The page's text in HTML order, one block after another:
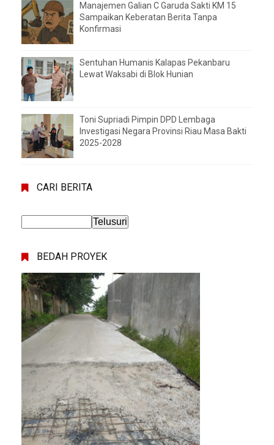
Manajemen Galian C Garuda Sakti KM 15
Sampaikan Keberatan Berita Tanpa
Konfirmasi
Sentuhan Humanis Kalapas Pekanbaru
Lewat Waksabi di Blok Hunian
Toni Supriadi Pimpin DPD Lembaga
Investigasi Negara Provinsi Riau Masa Bakti
2025-2028
CARI BERITA
BEDAH PROYEK